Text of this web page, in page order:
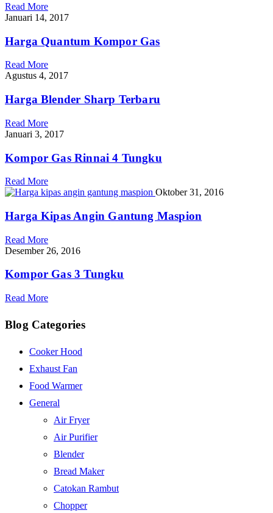
Read More
Januari 14, 2017
Harga Quantum Kompor Gas
Read More
Agustus 4, 2017
Harga Blender Sharp Terbaru
Read More
Januari 3, 2017
Kompor Gas Rinnai 4 Tungku
Read More
Oktober 31, 2016
Harga Kipas Angin Gantung Maspion
Read More
Desember 26, 2016
Kompor Gas 3 Tungku
Read More
Blog Categories
Cooker Hood
Exhaust Fan
Food Warmer
General
Air Fryer
Air Purifier
Blender
Bread Maker
Catokan Rambut
Chopper